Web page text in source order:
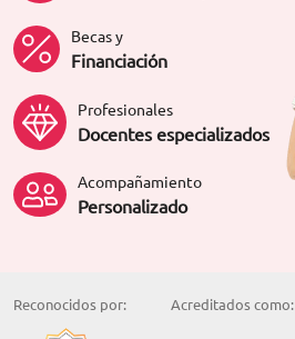
Becas y
Financiación
Profesionales
Docentes especializados
Acompañamiento
Personalizado
Reconocidos por: Acreditados como: